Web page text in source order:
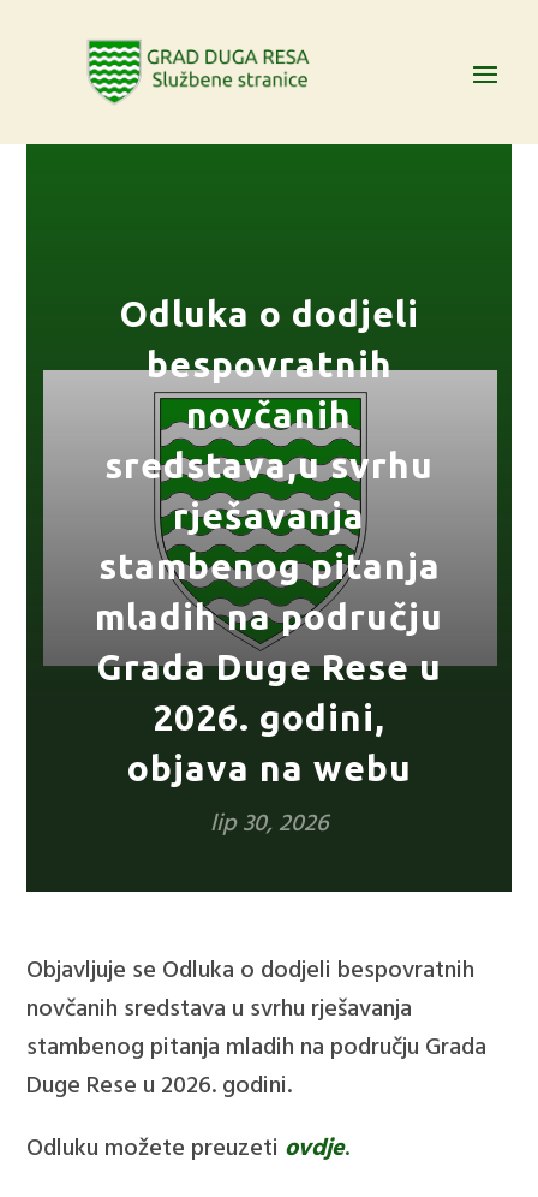
Odluka o dodjeli
bespovratnih
novčanih
sredstava,u svrhu
rješavanja
stambenog pitanja
mladih na području
Grada Duge Rese u
2026. godini,
objava na webu
lip 30, 2026
Objavljuje se Odluka o dodjeli bespovratnih
novčanih sredstava u svrhu rješavanja
stambenog pitanja mladih na području Grada
Duge Rese u 2026. godini.
Odluku možete preuzeti ovdje.